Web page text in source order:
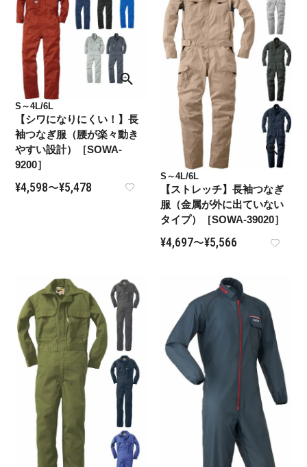
S～4L/6L
【シワになりにくい！】長
袖つなぎ服（腰が楽々動き
やすい設計）［SOWA-
9200］
¥4,598〜¥5,478
S～4L/6L
【ストレッチ】長袖つなぎ
服（金属が外に出ていない
タイプ）［SOWA-39020］
¥4,697〜¥5,566